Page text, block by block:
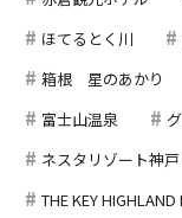
ほてるとく川
箱根 星のあかり
富士山温泉
ネスタリゾート神
THE KEY HIGHLAND